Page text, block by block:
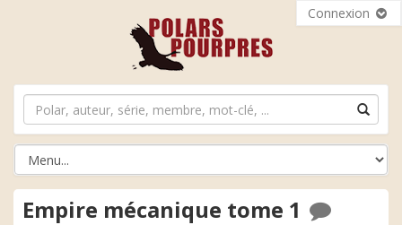
Connexion
Empire mécanique tome 1